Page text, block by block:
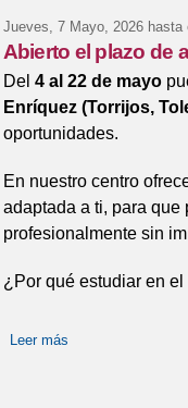
Jueves, 7 Mayo, 2026hasta
Abierto el plazo de
Del 4 al 22 de mayo
Enríquez (Torrijos,
oportunidades.
En nuestro centro
adaptada a ti, para
profesionalmente sin
¿Por qué estudiar en el
Leer más